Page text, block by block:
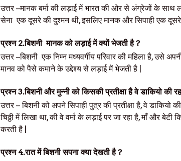
उत्तर–मानक बर्मा की लड़ाई में भारत की ओर से अंग्रेजों के साथ
सेना एक दूसरे की दुश्मन थी, इसलिए मानक और सिपाही एक
प्रश्न 2.बिशनी मानक को लड़ाई में क्यों भेजती है ?
उत्तर–बिशनी एक निम्न मध्यवर्गीय परिवार की महिला है, उसे
मानव को पैसे कमाने के उद्देश्य से लड़ाई में भेजती है |
प्रश्न3.बिशनी और मुन्नी को किसकी प्रतीक्षा है वे डाकियो की
उत्तर– बिशनी को अपने सिपाही पुत्र की प्रतीक्षा है, वे डाकियो
चिठ्ठी में लिखा था, की वे वर्मा के लड़ाई पर जा रहा है, माँ और
करती है |
प्रश्न 4.रात में बिशनी सपना क्या देखती है ?